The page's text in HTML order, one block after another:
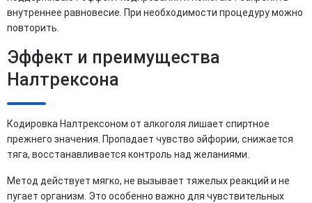
внутреннее равновесие. При необходимости процедуру можно
повторить.
Эффект и преимущества
Налтрексона
Кодировка Налтрексоном от алкоголя лишает спиртное
прежнего значения. Пропадает чувство эйфории, снижается
тяга, восстанавливается контроль над желаниями.
Метод действует мягко, не вызывает тяжелых реакций и не
пугает организм. Это особенно важно для чувствительных